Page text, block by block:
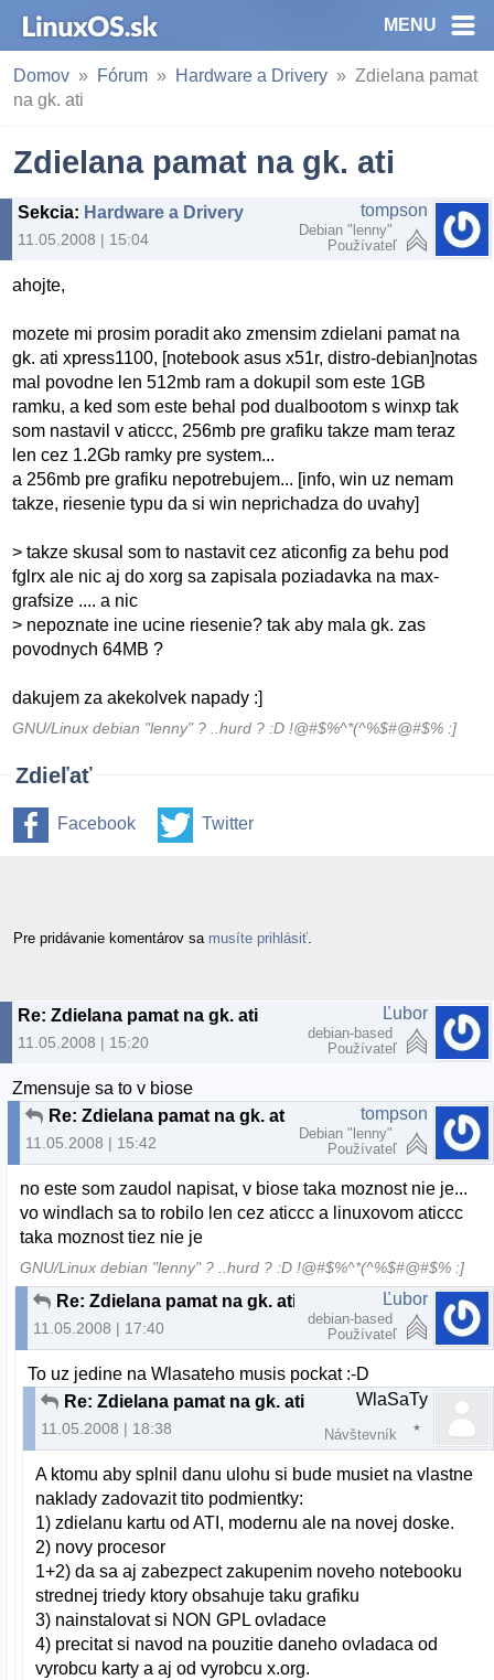
MENU
Domov Fórum Hardware a Drivery
Zdielana pamat
na gk. ati
Zdielana pamat na gk. ati
Sekcia: Hardware a Drivery
11.05.2008 | 15:04
tompson
Debian "lenny"
Používateľ
ahojte,
mozete mi prosim poradit ako zmensim zdielani pamat na
gk. ati xpress1100, [notebook asus x51r, distro-debian]notas
mal povodne len 512mb ram a dokupil som este 1GB
ramku, a ked som este behal pod dualbootom s winxp tak
som nastavil v aticcc, 256mb pre grafiku takze mam teraz
len cez 1.2Gb ramky pre system...
a 256mb pre grafiku nepotrebujem... [info, win uz nemam
takze, riesenie typu da si win neprichadza do uvahy]
> takze skusal som to nastavit cez aticonfig za behu pod
fglrx ale nic aj do xorg sa zapisala poziadavka na max-
grafsize .... a nic
> nepoznate ine ucine riesenie? tak aby mala gk. zas
povodnych 64MB ?
dakujem za akekolvek napady :]
GNU/Linux debian "lenny" ? ..hurd ? :D !@#$%^*(^%$#@#$% :]
Zdieľať
Facebook Twitter
Pre pridávanie komentárov sa musíte prihlásiť
Re: Zdielana pamat na gk. ati
11.05.2008 | 15:20
Ľubor
debian-based
Používateľ
Zmensuje sa to v biose
Re: Zdielana pamat na gk. ati
11.05.2008 | 15:42
tompson
Debian "lenny"
Používateľ
no este som zaudol napisat, v biose taka moznost nie je...
vo windlach sa to robilo len cez aticcc a linuxovom aticcc
taka moznost tiez nie je
GNU/Linux debian "lenny" ? ..hurd ? :D !@#$%^*(^%$#@#$% :]
Re: Zdielana pamat na gk. ati
11.05.2008 | 17:40
Ľubor
debian-based
Používateľ
To uz jedine na Wlasateho musis pockat :-D
Re: Zdielana pamat na gk. ati
11.05.2008 | 18:38
WlaSaTy
Návštevník
A ktomu aby splnil danu ulohu si bude musiet na vlastne
naklady zadovazit tito podmientky:
1) zdielanu kartu od ATI, modernu ale na novej doske.
2) novy procesor
1+2) da sa aj zabezpect zakupenim noveho notebooku
strednej triedy ktory obsahuje taku grafiku
3) nainstalovat si NON GPL ovladace
4) precitat si navod na pouzitie daneho ovladaca od
vyrobcu karty a aj od vyrobcu x.org.